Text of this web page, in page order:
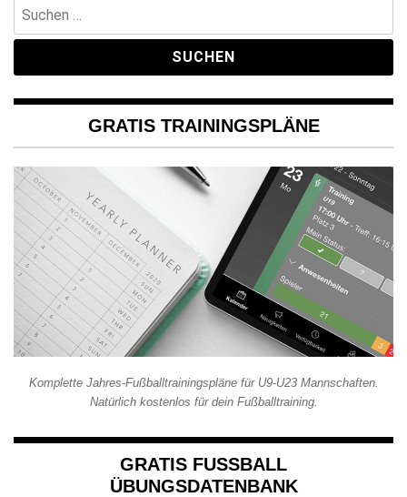
nach:
GRATIS TRAININGSPLÄNE
Komplette Jahres-Fußballtrainingspläne für U9-U23 Mannschaften.
Natürlich kostenlos für dein Fußballtraining.
GRATIS FUSSBALL Ü
BUNGSDATENBANK